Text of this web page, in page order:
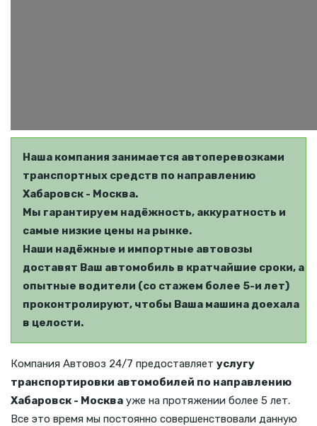
Наша компания занимается автоперевозками
транспортных средств по направлению
Хабаровск - Москва.
Мы гарантируем надёжность, аккуратность и
самые низкие цены на рынке.
Наши надёжные и импортные автовозы
доставят Ваш автомобиль в кратчайшие сроки, а
опытные водители (со стажем более 5-и лет)
проконтролируют, чтобы Ваша машина доехала
в целости.
Компания Автовоз 24/7 предоставляет услугу
транспортировки автомобилей по направлению
Хабаровск - Москва уже на протяжении более 5 лет.
Все это время мы постоянно совершенствовали данную